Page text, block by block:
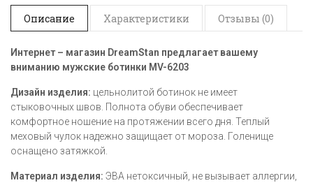
Описание Характеристики Отзывы (0)
Интернет – магазин DreamStan предлагает вашему
вниманию мужские ботинки MV-6203
Дизайн изделия: цельнолитой ботинок не имеет
стыковочных швов. Полнота обуви обеспечивает
комфортное ношение на протяжении всего дня. Теплый
меховый чулок надежно защищает от мороза. Голенище
оснащено затяжкой.
Материал изделия: ЭВА нетоксичный, не вызывает аллергии,